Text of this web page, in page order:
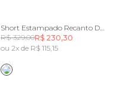
Short Estampado Recanto De Flor
R$ 329,00R$ 230,30
ou 2x de R$ 115,15